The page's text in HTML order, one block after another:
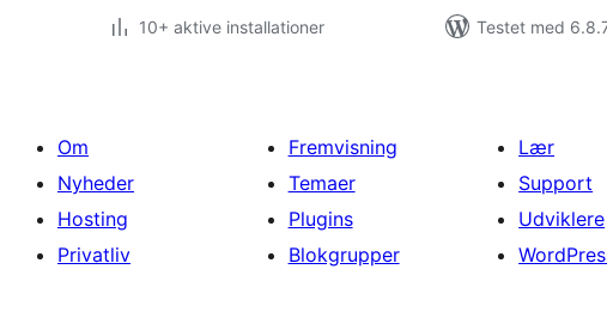
10+ aktive installationer
Testet med
Om
Nyheder
Hosting
Privatliv
Fremvisning
Temaer
Plugins
Blokgrupper
Lær
Support
Udviklere